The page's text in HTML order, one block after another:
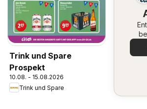
Trink und Spare
Prospekt
10.08. - 15.08.2026
Trink und Spare